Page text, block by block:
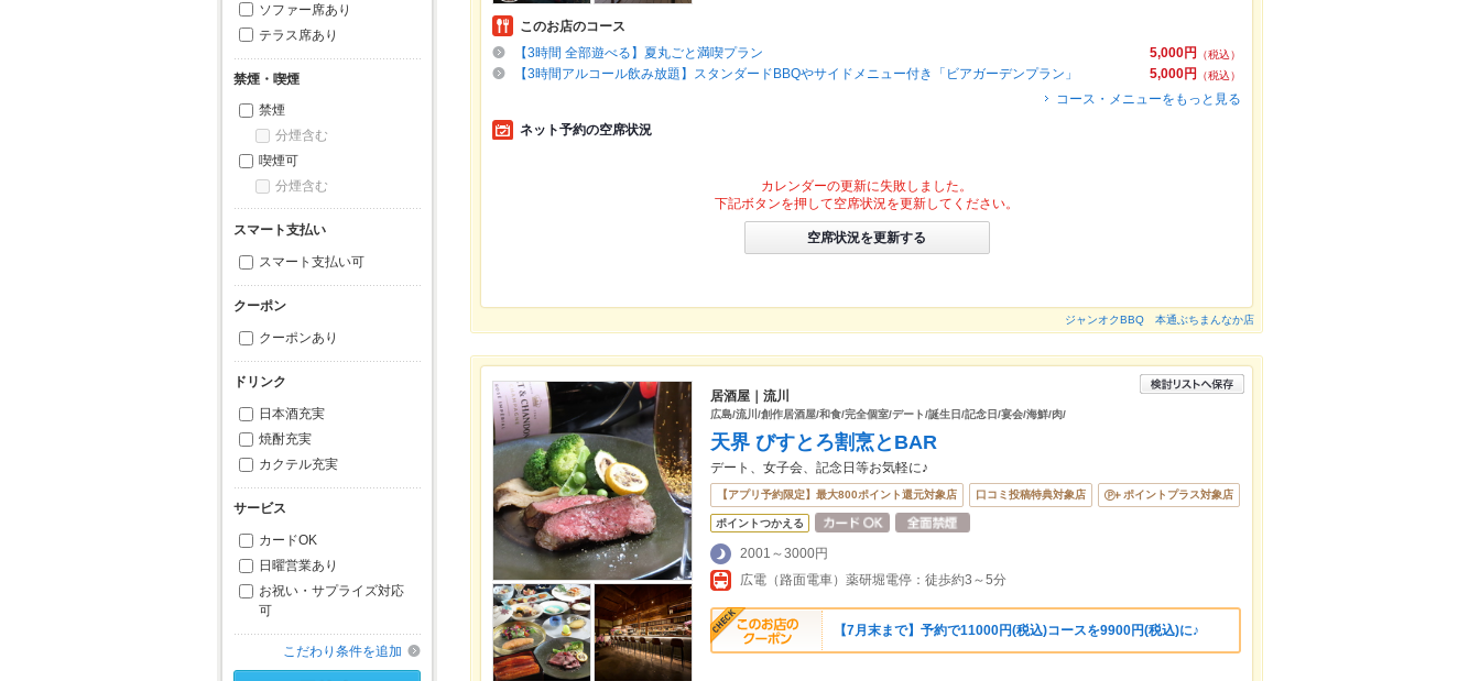
ソファー席あり
テラス席あり
禁煙・喫煙
禁煙
分煙含む
喫煙可
分煙含む
スマート支払い
スマート支払い可
クーポン
クーポンあり
ドリンク
日本酒充実
焼酎充実
カクテル充実
サービス
カードOK
日曜営業あり
お祝い・サプライズ対応
可
こだわり条件を追加
このお店のコース
5,000円
（税込）
【3時間 全部遊べる】夏丸ごと満喫プラン
5,000円
（税込）
【3時間アルコール飲み放題】スタンダードBBQやサイドメニュー付き「ビアガーデンプラン」
コース・メニューをもっと見る
ネット予約の空席状況
カレンダーの更新に失敗しました。
下記ボタンを押して空席状況を更新してください。
空席状況を更新する
ジャンオクBBQ 本通ぶちまんなか店
居酒屋｜流川
広島/流川/創作居酒屋/和食/完全個室/デート/誕生日/記念日/宴会/海鮮/肉/
天界 びすとろ割烹とBAR
デート、女子会、記念日等お気軽に♪
【アプリ予約限定】最大800ポイント還元対象店 口コミ投稿特典対象店 ポイントプラス対象店
ポイントつかえる
2001～3000円
広電（路面電車）薬研堀電停：徒歩約3～5分
【7月末まで】予約で11000円(税込)コースを9900円(税込)に♪